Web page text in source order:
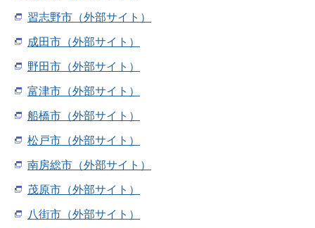
習志野市（外部サイト）
成田市（外部サイト）
野田市（外部サイト）
富津市（外部サイト）
船橋市（外部サイト）
松戸市（外部サイト）
南房総市（外部サイト）
茂原市（外部サイト）
八街市（外部サイト）